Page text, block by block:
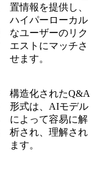
置情報を提供し、
ハイパーローカル
なユーザーのリク
エストにマッチさ
せます。
構造化されたQ&A
形式は、AIモデル
によって容易に解
析され、理解され
ます。